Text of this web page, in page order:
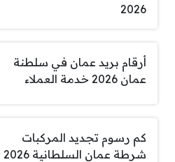
2026
أرقام بريد عمان في سلطنة
عمان 2026 خدمة العملاء
كم رسوم تجديد المركبات
شرطة عمان السلطانية 2026